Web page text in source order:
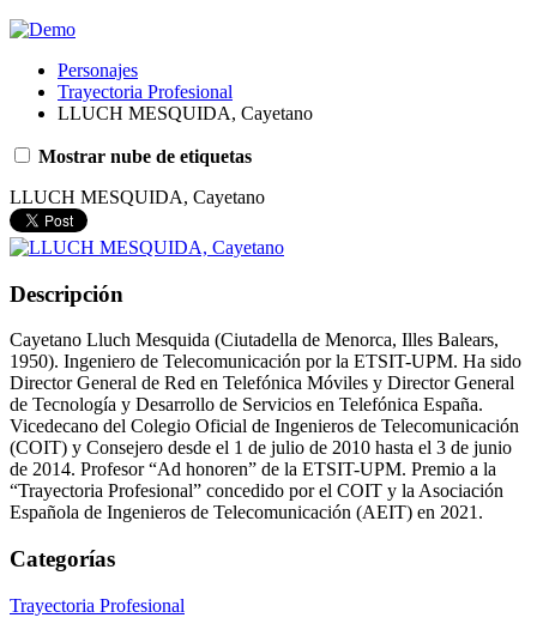
Personajes
Trayectoria Profesional
LLUCH MESQUIDA, Cayetano
Mostrar nube de etiquetas
LLUCH MESQUIDA, Cayetano
Descripción
Cayetano Lluch Mesquida (Ciutadella de Menorca, Illes Balears,
1950). Ingeniero de Telecomunicación por la ETSIT-UPM. Ha sido
Director General de Red en Telefónica Móviles y Director General
de Tecnología y Desarrollo de Servicios en Telefónica España.
Vicedecano del Colegio Oficial de Ingenieros de Telecomunicación
(COIT) y Consejero desde el 1 de julio de 2010 hasta el 3 de junio
de 2014. Profesor “Ad honoren” de la ETSIT-UPM. Premio a la
“Trayectoria Profesional” concedido por el COIT y la Asociación
Española de Ingenieros de Telecomunicación (AEIT) en 2021.
Categorías
Trayectoria Profesional